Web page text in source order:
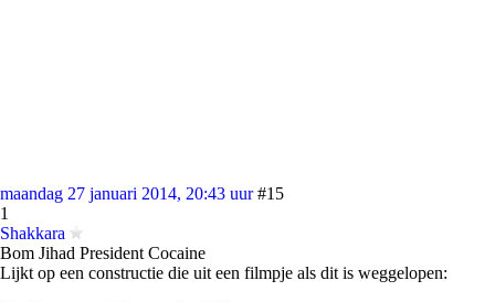
maandag 27 januari 2014, 20:43 uur #15
1
Shakkara
Bom Jihad President Cocaine
Lijkt op een constructie die uit een filmpje als dit is weggelopen: